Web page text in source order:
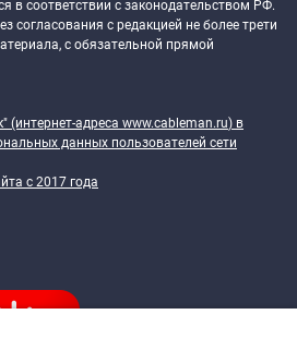
в соответствии с законодательством РФ.
согласования с редакцией не более трети
с обязательной прямой
(интернет-адреса www.cableman.ru) в
данных пользователей сети
c 2017 года